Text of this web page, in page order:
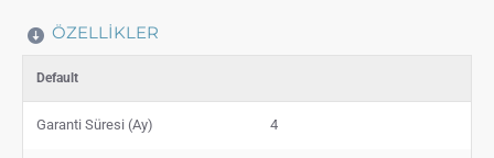
ÖZELLIKLER
Default
Garanti Süresi (Ay) 4